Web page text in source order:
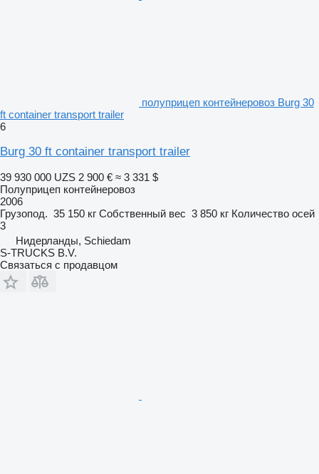
полуприцеп контейнеровоз Burg 30
ft container transport trailer
6
Burg 30 ft container transport trailer
39 930 000 UZS 2 900 € ≈ 3 331 $
Полуприцеп контейнеровоз
2006
Грузопод. 35 150 кг Собственный вес 3 850 кг Количество осей
3
Нидерланды, Schiedam
S-TRUCKS B.V.
Связаться с продавцом